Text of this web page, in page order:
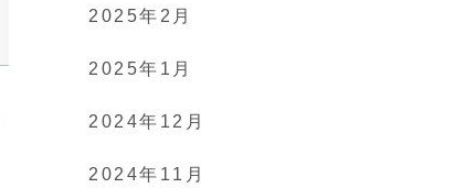
2025年2月
2025年1月
2024年12月
2024年11月